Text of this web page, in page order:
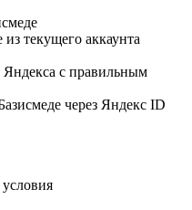
текущего аккаунта
с правильным
через Яндекс ID